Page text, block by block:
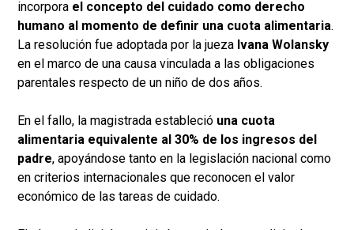
incorpora el concepto del cuidado como derecho
humano al momento de definir una cuota alimentaria.
La resolución fue adoptada por la jueza Ivana Wolansky
en el marco de una causa vinculada a las obligaciones
parentales respecto de un niño de dos años.
En el fallo, la magistrada estableció una cuota
alimentaria equivalente al 30% de los ingresos del
padre, apoyándose tanto en la legislación nacional como
en criterios internacionales que reconocen el valor
económico de las tareas de cuidado.